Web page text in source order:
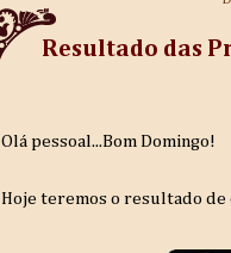
Resultado das
Olá pessoal...Bom Domingo!
Hoje teremos o resultado de